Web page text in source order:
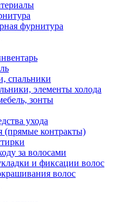
фурнитура
спальники
элементы холода
зонты
ухода
(прямые контракты)
за волосами
и фиксации волос
волос